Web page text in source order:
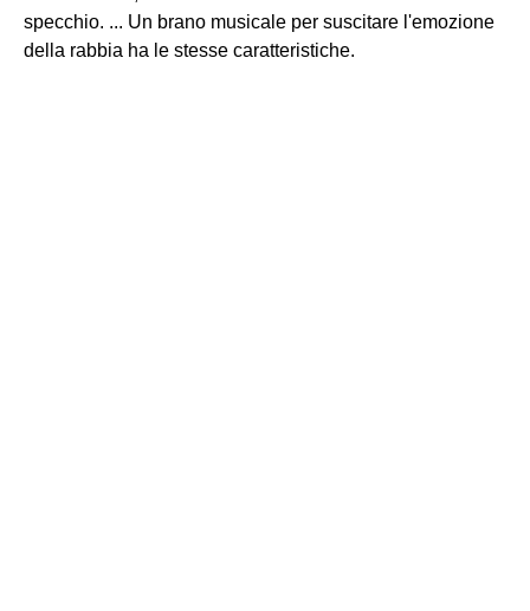
specchio. ... Un brano musicale per suscitare l'emozione
della rabbia ha le stesse caratteristiche.